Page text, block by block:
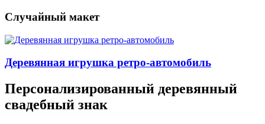
Случайный макет
Деревянная игрушка ретро-автомобиль
Персонализированный деревянный
свадебный знак